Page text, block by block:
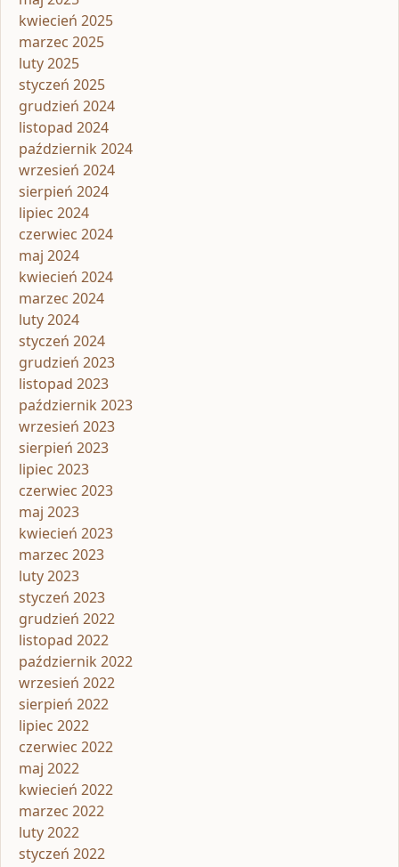
kwiecień 2025
marzec 2025
luty 2025
styczeń 2025
grudzień 2024
listopad 2024
październik 2024
wrzesień 2024
sierpień 2024
lipiec 2024
czerwiec 2024
maj 2024
kwiecień 2024
marzec 2024
luty 2024
styczeń 2024
grudzień 2023
listopad 2023
październik 2023
wrzesień 2023
sierpień 2023
lipiec 2023
czerwiec 2023
maj 2023
kwiecień 2023
marzec 2023
luty 2023
styczeń 2023
grudzień 2022
listopad 2022
październik 2022
wrzesień 2022
sierpień 2022
lipiec 2022
czerwiec 2022
maj 2022
kwiecień 2022
marzec 2022
luty 2022
styczeń 2022